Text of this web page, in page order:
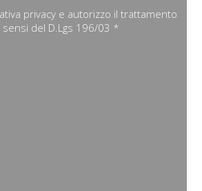
privacy e autorizzo il trattamento
del D.Lgs 196/03 *